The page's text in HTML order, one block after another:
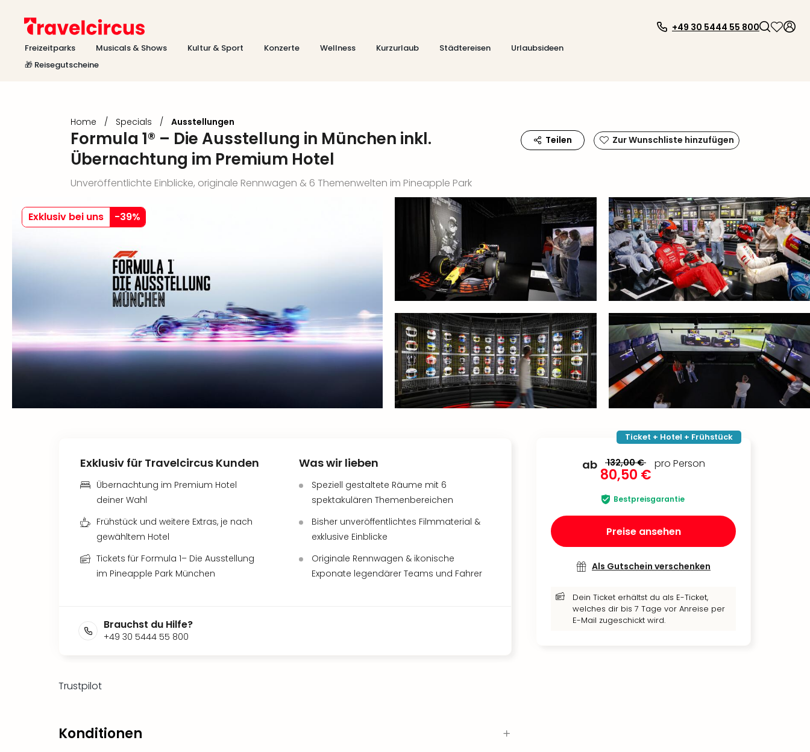
Freizeitparks Musicals & Shows Kultur & Sport Konzerte Wellness Kurzurlaub Städtereisen
Urlaubsideen
🎁 Reisegutscheine
+49 30 5444 55 800
Home / Specials / Ausstellungen
Formula 1® – Die Ausstellung in München inkl.
Übernachtung im Premium Hotel
Teilen Zur Wunschliste hinzufügen
Unveröffentlichte Einblicke, originale Rennwagen & 6 Themenwelten im Pineapple Park
Exklusiv bei uns -39%
Ticket + Hotel + Frühstück
ab 132,00 €
80,50 €
pro Person
Bestpreisgarantie
Preise ansehen
Als Gutschein verschenken
Dein Ticket erhältst du als E-Ticket,
welches dir bis 7 Tage vor Anreise per
E-Mail zugeschickt wird.
Exklusiv für Travelcircus Kunden
Übernachtung im Premium Hotel
deiner Wahl
Frühstück und weitere Extras, je nach
gewähltem Hotel
Tickets für Formula 1– Die Ausstellung
im Pineapple Park München
Was wir lieben
Speziell gestaltete Räume mit 6
spektakulären Themenbereichen
Bisher unveröffentlichtes Filmmaterial &
exklusive Einblicke
Originale Rennwagen & ikonische
Exponate legendärer Teams und Fahrer
Brauchst du Hilfe?
+49 30 5444 55 800
Trustpilot
Konditionen